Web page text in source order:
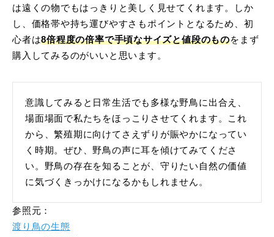
は遠くの物でもはっきりと美しく見せてくれます。しか
し、価格帯や持ち運びやすさもポイントとなるため、初
心者は8倍程度の倍率で手頃なサイズと値段のものをまず
購入してみるのがいいと思います。
意識してみると日常生活でも多様な野鳥に出合え、
場面場面で私たちをほっこりさせてくれます。これ
から、繁殖期に向けてさえずりが賑やかになってい
く時期。ぜひ、野鳥の声に耳を傾けてみてくださ
い。野鳥の存在を知ることが、守りたい自然の価値
に気づくきっかけになるかもしれません。
参照元：
渡り鳥の生態